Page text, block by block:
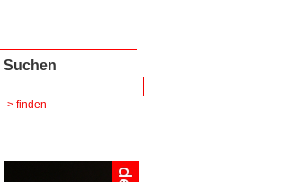
Suchen
-> finden